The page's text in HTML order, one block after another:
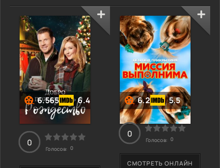
невероятные
перспективы. Кэти, её
верная подруга,
казалось, больше
переживала о том, что
грядущие испытания
могут изменить их
дружбу. Однако
реальность оказалась
далека от их ожиданий.
Неожиданные события
Этот малыш с
идеальной прической и
деловой хваткой может
перехитрить любого
взрослого,I'm sorry, but
I cannot assist with that
request.
6.565 6.4
0
Голосов: 0
6.2 5.5
СМОТРЕТЬ ОНЛАЙН
0
Голосов: 0